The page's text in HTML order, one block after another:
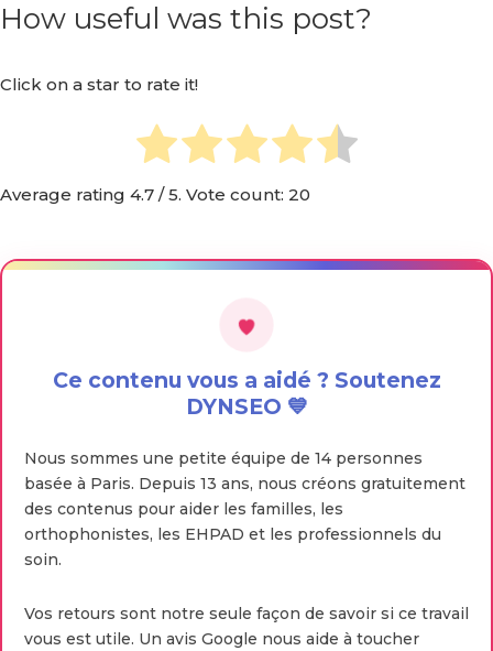
How useful was this post?
Click on a star to rate it!
Average rating 4.7 / 5. Vote count: 20
Ce contenu vous a aidé ? Soutenez
DYNSEO 💙
Nous sommes une petite équipe de 14 personnes
basée à Paris. Depuis 13 ans, nous créons gratuitement
des contenus pour aider les familles, les
orthophonistes, les EHPAD et les professionnels du
soin.
Vos retours sont notre seule façon de savoir si ce travail
vous est utile. Un avis Google nous aide à toucher